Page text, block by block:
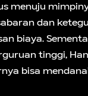
menuju
dan
biaya.
tinggi,
bisa